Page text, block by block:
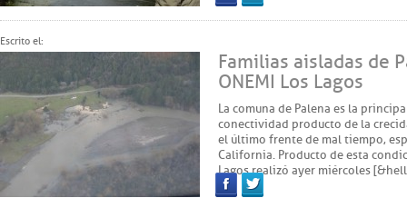
FacebookTwitter
Escrito el:
Familias aisladas de
ONEMI Los Lagos
La comuna de Palena es la
conectividad producto de la
el último frente de mal tiempo,
California. Producto de esta
Lagos realizó ayer miércoles